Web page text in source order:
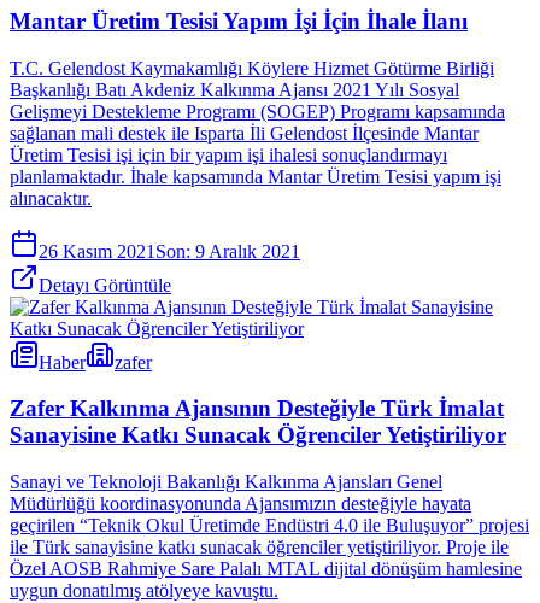
Mantar Üretim Tesisi Yapım İşi İçin İhale İlanı
T.C. Gelendost Kaymakamlığı Köylere Hizmet Götürme Birliği
Başkanlığı Batı Akdeniz Kalkınma Ajansı 2021 Yılı Sosyal
Gelişmeyi Destekleme Programı (SOGEP) Programı kapsamında
sağlanan mali destek ile Isparta İli Gelendost İlçesinde Mantar
Üretim Tesisi işi için bir yapım işi ihalesi sonuçlandırmayı
planlamaktadır. İhale kapsamında Mantar Üretim Tesisi yapım işi
alınacaktır.
26 Kasım 2021 Son: 9 Aralık 2021
Detayı Görüntüle
Haber zafer
Zafer Kalkınma Ajansının Desteğiyle Türk İmalat
Sanayisine Katkı Sunacak Öğrenciler Yetiştiriliyor
Sanayi ve Teknoloji Bakanlığı Kalkınma Ajansları Genel
Müdürlüğü koordinasyonunda Ajansımızın desteğiyle hayata
geçirilen “Teknik Okul Üretimde Endüstri 4.0 ile Buluşuyor” projesi
ile Türk sanayisine katkı sunacak öğrenciler yetiştiriliyor. Proje ile
Özel AOSB Rahmiye Sare Palalı MTAL dijital dönüşüm hamlesine
uygun donatılmış atölyeye kavuştu.